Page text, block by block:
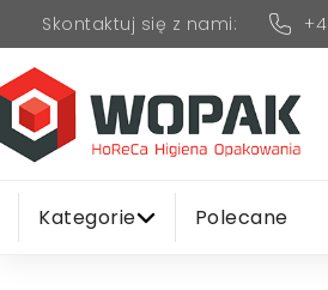
Skontaktuj się z nami:
Kategorie Polecane